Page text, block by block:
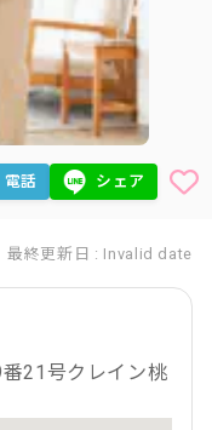
電話 シェア
最終更新日 : Invalid date
21号クレイン桃